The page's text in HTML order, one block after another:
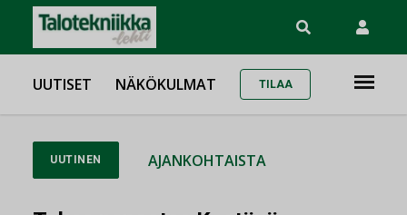
UUTISET NÄKÖKULMAT TILAA
UUTINEN AJANKOHTAISTA